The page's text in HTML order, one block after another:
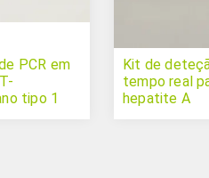
PCR em
tipo 1
Kit de
tempo real
hepatite A